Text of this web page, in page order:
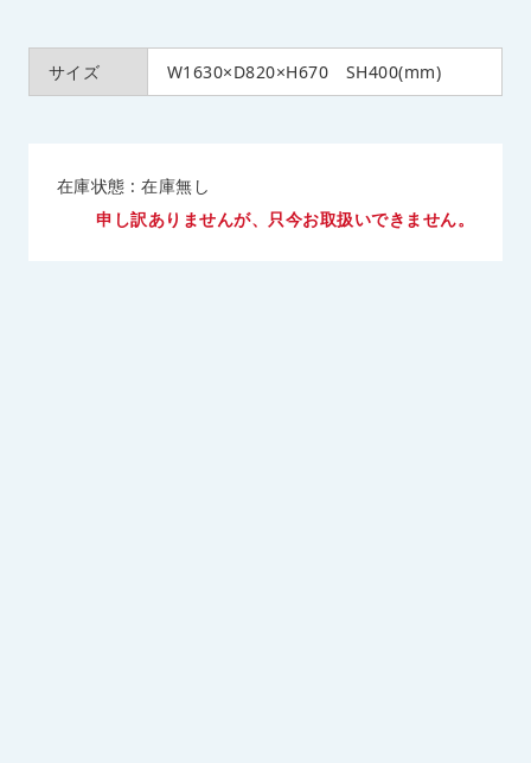
サイズ W1630×D820×H670 SH400(mm)
在庫状態 : 在庫無し
申し訳ありませんが、只今お取扱いできません。